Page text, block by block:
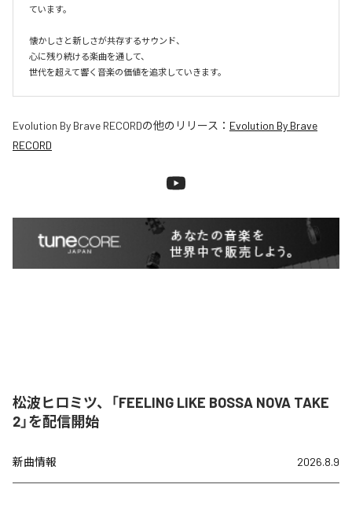
ています。
懐かしさと新しさが共存するサウンド、
心に残り続ける楽曲を通して、
世代を超えて響く音楽の価値を追求していきます。
Evolution By Brave RECORDの他のリリース： Evolution By Brave
RECORD
松波ヒロミツ、「FEELING LIKE BOSSA NOVA TAKE
2」を配信開始
新曲情報 2026.8.9